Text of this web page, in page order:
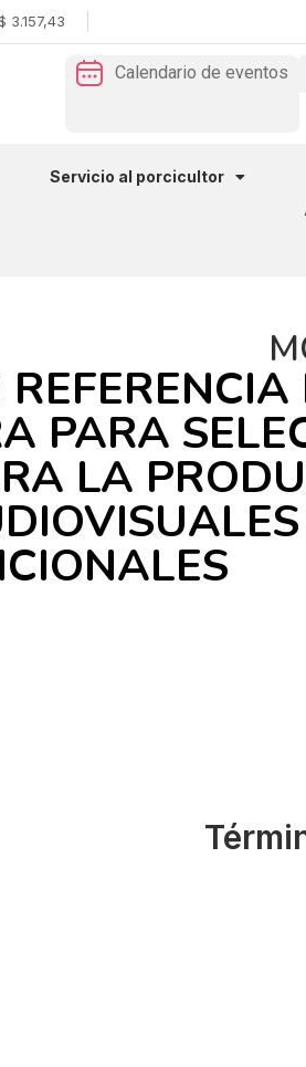
3.157,43
Calendario de eventos
Servicio al porcicultor
PARA
LA